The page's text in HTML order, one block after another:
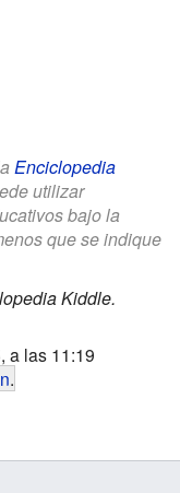
Enciclopedia
utilizar
bajo la
que se indique
Kiddle.
a las 11:19
.